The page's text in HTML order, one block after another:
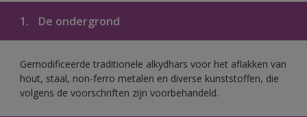
1. De ondergrond
Gemodificeerde traditionele alkydhars voor het aflakken van
hout, staal, non-ferro metalen en diverse kunststoffen, die
volgens de voorschriften zijn voorbehandeld.